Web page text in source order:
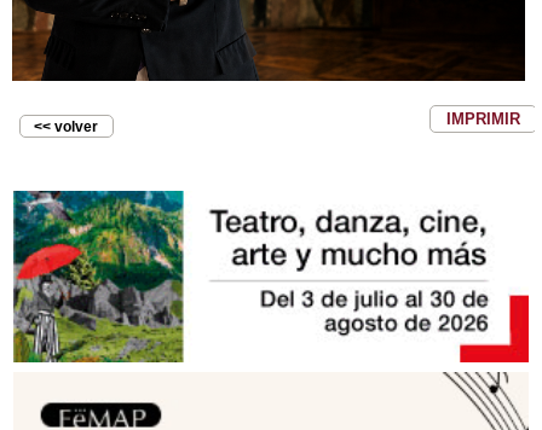
<< volver IMPRIMIR